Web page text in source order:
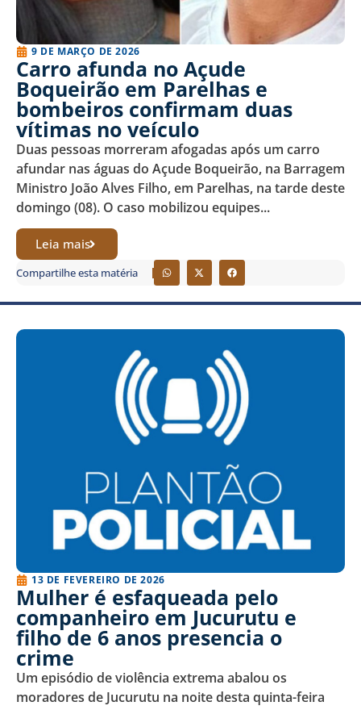
9 DE MARÇO DE 2026
Carro afunda no Açude
Boqueirão em Parelhas e
bombeiros confirmam duas
vítimas no veículo
Duas pessoas morreram afogadas após um carro
afundar nas águas do Açude Boqueirão, na Barragem
Ministro João Alves Filho, em Parelhas, na tarde deste
domingo (08). O caso mobilizou equipes...
Leia mais
Compartilhe esta matéria
13 DE FEVEREIRO DE 2026
Mulher é esfaqueada pelo
companheiro em Jucurutu e
filho de 6 anos presencia o
crime
Um episódio de violência extrema abalou os
moradores de Jucurutu na noite desta quinta-feira